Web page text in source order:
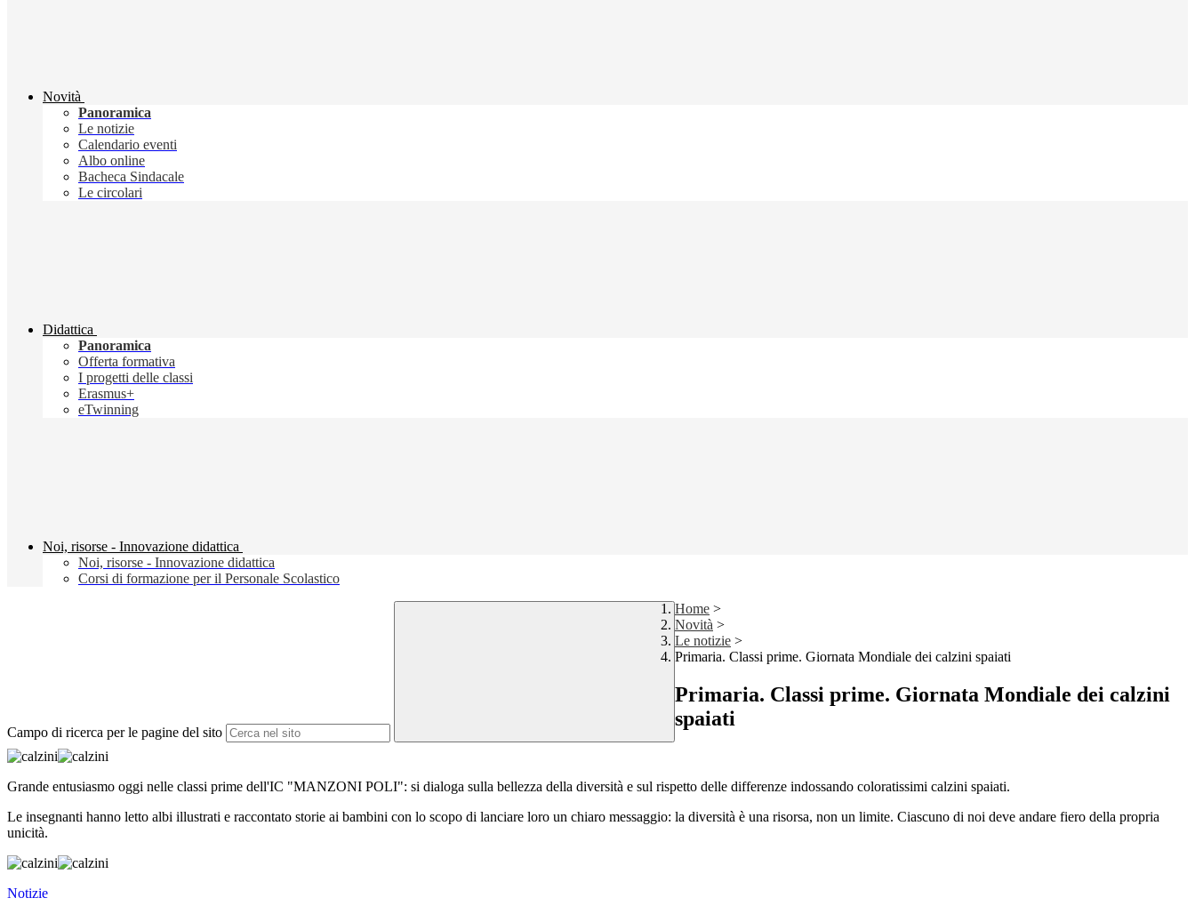
Novità
Panoramica
Le notizie
Calendario eventi
Albo online
Bacheca Sindacale
Le circolari
Didattica
Panoramica
Offerta formativa
I progetti delle classi
Erasmus+
eTwinning
Noi, risorse - Innovazione didattica
Noi, risorse - Innovazione didattica
Corsi di formazione per il Personale Scolastico
Campo di ricerca per le pagine del sito
Home >
Novità >
Le notizie >
Primaria. Classi prime. Giornata Mondiale dei calzini spaiati
Primaria. Classi prime. Giornata Mondiale dei calzini
spaiati
Grande entusiasmo oggi nelle classi prime dell'IC "MANZONI POLI": si dialoga sulla bellezza della diversità e sul rispetto delle differenze indossando coloratissimi calzini spaiati.
Le insegnanti hanno letto albi illustrati e raccontato storie ai bambini con lo scopo di lanciare loro un chiaro messaggio: la diversità è una risorsa, non un limite. Ciascuno di noi deve andare fiero della propria
unicità.
Notizie